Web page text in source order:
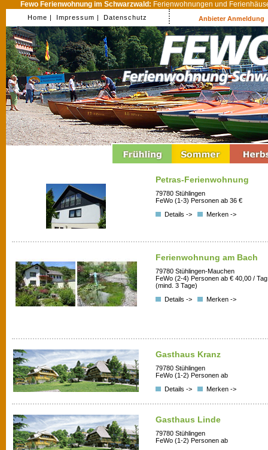
Fewo Ferienwohnung im Schwarzwald: Ferienwohnungen und
Home | Impressum | Datenschutz Anbieter Anmeldung
Petras-Ferienwohnung
79780 Stühlingen
FeWo (1-3) Personen ab 36 €
Details ->
Merken ->
Ferienwohnung am Bach
79780 Stühlingen-Mauchen
FeWo (2-4) Personen ab € 40,00 / Tag
(mind. 3 Tage)
Details ->
Merken ->
Gasthaus Kranz
79780 Stühlingen
FeWo (1-2) Personen ab
Details ->
Merken ->
Gasthaus Linde
79780 Stühlingen
FeWo (1-2) Personen ab